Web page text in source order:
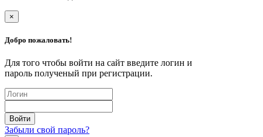
×
Добро пожаловать!
Для того чтобы войти на сайт введите логин и
пароль полученый при регистрации.
Забыли свой пароль?